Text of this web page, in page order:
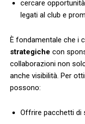
cercare
legati al club⁣ e
È⁣ fondamentale che i
strategiche con
collaborazioni non
anche visibilità. Per
possono:
Offrire ⁢pacchetti di